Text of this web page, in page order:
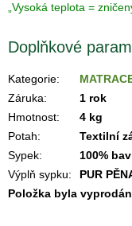
„Vysoká teplota =
Doplňkové
Kategorie:
Záruka:
1 rok
Hmotnost:
4 kg
Potah:
Textilní
Sypek:
100%
Výplň sypku:
PUR
Položka byla